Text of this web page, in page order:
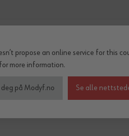
propose an online service for this
for more information.
deg på Modyf.no Se alle